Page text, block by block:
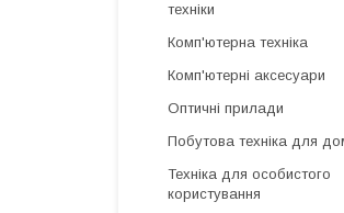
техніки
Комп'ютерна техніка
Комп'ютерні аксесуари
Оптичні прилади
Побутова техніка для
Техніка для особистого
користування